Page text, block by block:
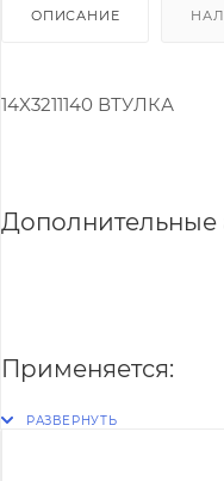
ОПИСАНИЕ
14X3211140 ВТУЛКА
Дополнительные
Применяется: